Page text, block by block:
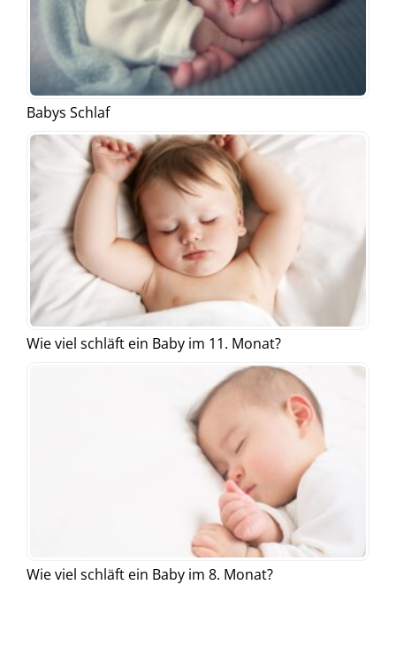
Babys Schlaf
Wie viel schläft ein Baby im 11. Monat?
Wie viel schläft ein Baby im 8. Monat?